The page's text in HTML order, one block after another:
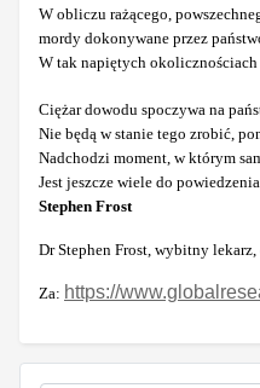
W obliczu rażącego,
mordy dokonywane przez
W tak napiętych okolicznościach
Ciężar dowodu spoczywa na
Nie będą w stanie tego zrobić,
Nadchodzi moment, w którym
Jest jeszcze wiele do
Stephen Frost
Dr Stephen Frost, wybitny
Za: https://